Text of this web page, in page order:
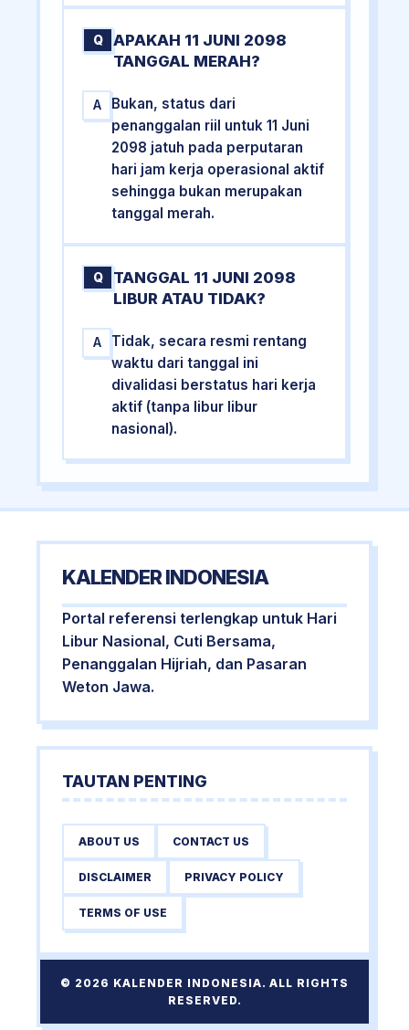
Q
APAKAH 11 JUNI 2098
TANGGAL MERAH?
A
Bukan, status dari
penanggalan riil untuk 11 Juni
2098 jatuh pada perputaran
hari jam kerja operasional aktif
sehingga bukan merupakan
tanggal merah.
Q
TANGGAL 11 JUNI 2098
LIBUR ATAU TIDAK?
A
Tidak, secara resmi rentang
waktu dari tanggal ini
divalidasi berstatus hari kerja
aktif (tanpa libur libur
nasional).
KALENDER INDONESIA
Portal referensi terlengkap untuk Hari
Libur Nasional, Cuti Bersama,
Penanggalan Hijriah, dan Pasaran
Weton Jawa.
TAUTAN PENTING
ABOUT US CONTACT US
DISCLAIMER PRIVACY POLICY
TERMS OF USE
© 2026 KALENDER INDONESIA. ALL RIGHTS
RESERVED.